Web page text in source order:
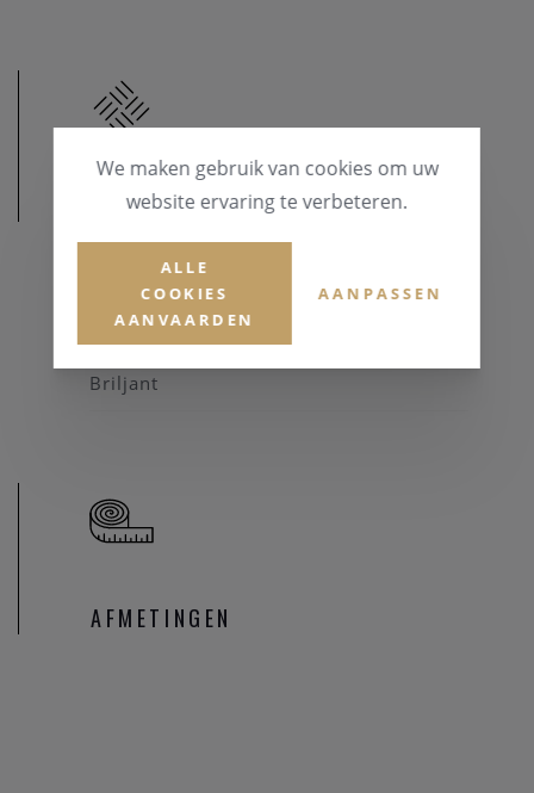
MATERIAAL
MATERIAAL & KLEUR
Goud 14 karaat
EDELSTENEN
Briljant
AFMETINGEN
We maken gebruik van cookies om uw
website ervaring te verbeteren.
ALLE
COOKIES
AANVAARDEN
AANPASSEN